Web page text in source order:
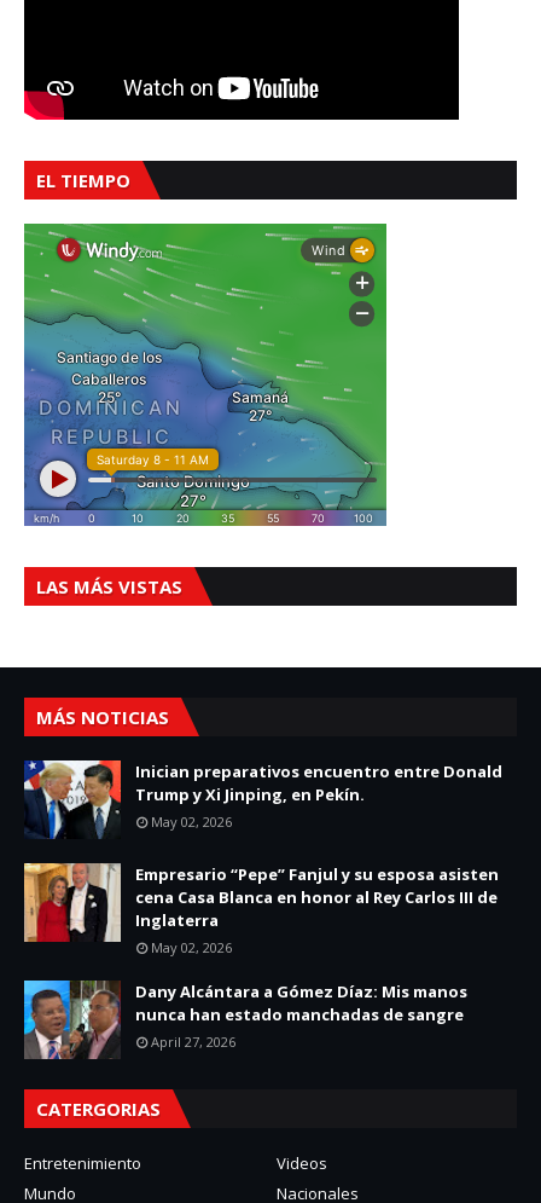
EL TIEMPO
LAS MÁS VISTAS
MÁS NOTICIAS
Inician preparativos encuentro entre Donald
Trump y Xi Jinping, en Pekín.
May 02, 2026
Empresario “Pepe” Fanjul y su esposa asisten
cena Casa Blanca en honor al Rey Carlos III de
Inglaterra
May 02, 2026
Dany Alcántara a Gómez Díaz: Mis manos
nunca han estado manchadas de sangre
April 27, 2026
CATERGORIAS
Entretenimiento
Videos
Mundo
Nacionales